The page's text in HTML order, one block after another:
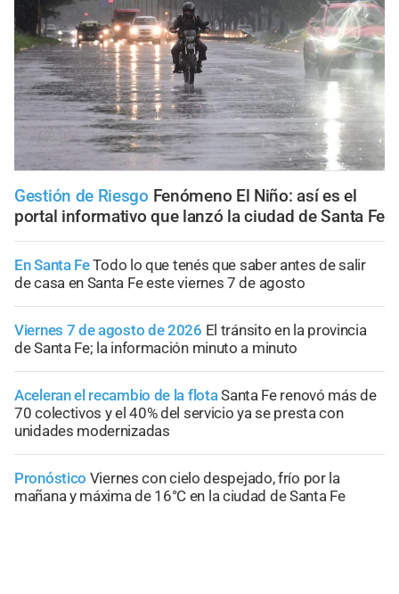
Gestión de Riesgo Fenómeno El Niño: así es el
portal informativo que lanzó la ciudad de Santa Fe
En Santa FeTodo lo que tenés que saber antes de salir
de casa en Santa Fe este viernes 7 de agosto
Viernes 7 de agosto de 2026 El tránsito en la provincia
de Santa Fe; la información minuto a minuto
Aceleran el recambio de la flotaSanta Fe renovó más de
70 colectivos y el 40% del servicio ya se presta con
unidades modernizadas
Pronóstico Viernes con cielo despejado, frío por la
mañana y máxima de 16°C en la ciudad de Santa Fe